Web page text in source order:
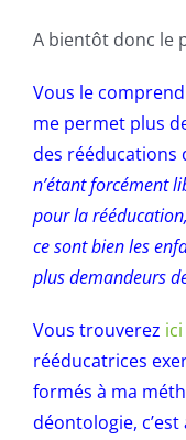
A bientôt donc le
Vous le
me permet plus
des rééducations
n’étant forcément
pour la
ce sont bien les
plus demandeurs
Vous trouverez ici
rééducatrices
formés à ma
déontologie,